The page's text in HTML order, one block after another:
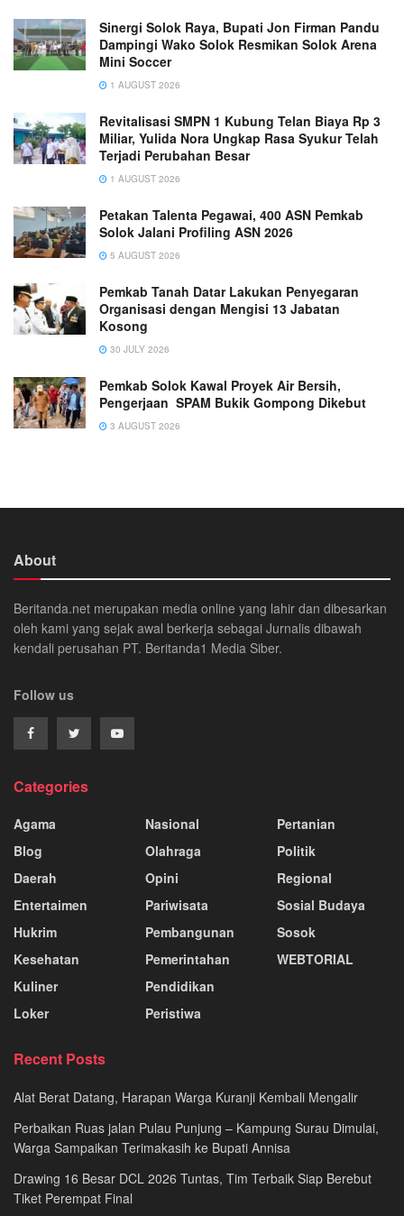
Sinergi Solok Raya, Bupati Jon Firman Pandu
Dampingi Wako Solok Resmikan Solok Arena
Mini Soccer
1 AUGUST 2026
Revitalisasi SMPN 1 Kubung Telan Biaya Rp 3
Miliar, Yulida Nora Ungkap Rasa Syukur Telah
Terjadi Perubahan Besar
1 AUGUST 2026
Petakan Talenta Pegawai, 400 ASN Pemkab
Solok Jalani Profiling ASN 2026
5 AUGUST 2026
Pemkab Tanah Datar Lakukan Penyegaran
Organisasi dengan Mengisi 13 Jabatan
Kosong
30 JULY 2026
Pemkab Solok Kawal Proyek Air Bersih,
Pengerjaan SPAM Bukik Gompong Dikebut
3 AUGUST 2026
About
Beritanda.net merupakan media online yang lahir dan dibesarkan
oleh kami yang sejak awal berkerja sebagai Jurnalis dibawah
kendali perusahan PT. Beritanda1 Media Siber.
Follow us
Categories
Agama
Blog
Daerah
Entertaimen
Hukrim
Kesehatan
Kuliner
Loker
Nasional
Olahraga
Opini
Pariwisata
Pembangunan
Pemerintahan
Pendidikan
Peristiwa
Pertanian
Politik
Regional
Sosial Budaya
Sosok
WEBTORIAL
Recent Posts
Alat Berat Datang, Harapan Warga Kuranji Kembali Mengalir
Perbaikan Ruas jalan Pulau Punjung – Kampung Surau Dimulai,
Warga Sampaikan Terimakasih ke Bupati Annisa
Drawing 16 Besar DCL 2026 Tuntas, Tim Terbaik Siap Berebut
Tiket Perempat Final